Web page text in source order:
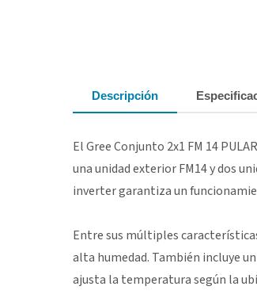
Descripción
El Gree Conjunto 2x1 FM 14
una unidad exterior FM14 y dos
inverter garantiza un
Entre sus múltiples
alta humedad. También incluye
ajusta la temperatura según la